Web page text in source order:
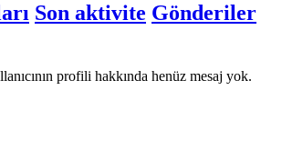
Son aktivite Gönderiler
profili hakkında henüz mesaj yok.